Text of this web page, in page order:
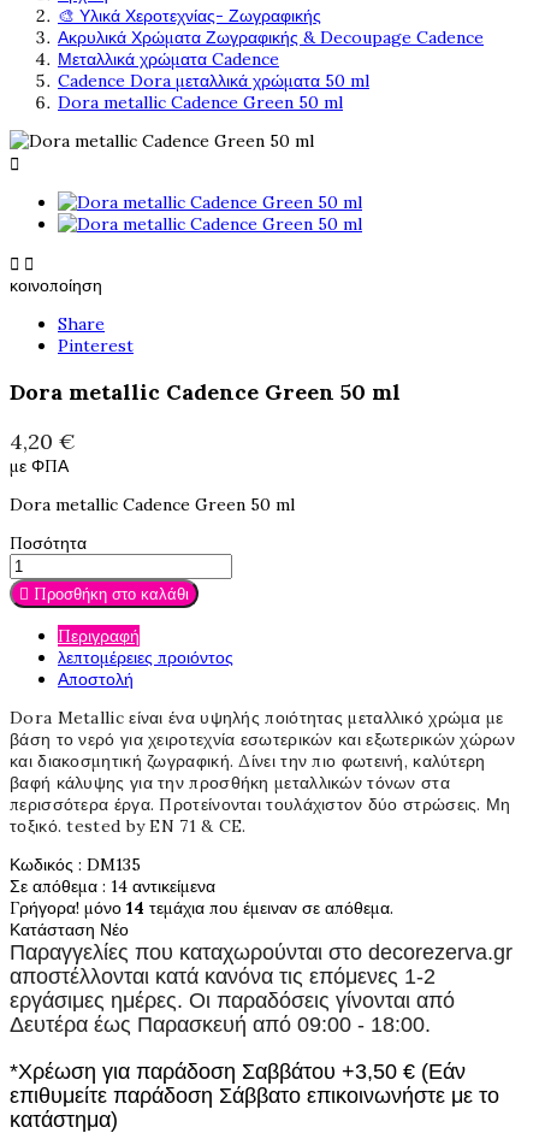
🎨 Υλικά Χεροτεχνίας- Ζωγραφικής
Ακρυλικά Χρώματα Ζωγραφικής & Decoupage Cadence
Μεταλλικά χρώματα Cadence
Cadence Dora μεταλλικά χρώματα 50 ml
Dora metallic Cadence Green 50 ml

 
κοινοποίηση
Share
Pinterest
Dora metallic Cadence Green 50 ml
4,20 €
με ΦΠΑ
Dora metallic Cadence Green 50 ml
Ποσότητα
 Προσθήκη στο καλάθι
Περιγραφή
λεπτομέρειες προιόντος
Αποστολή
Dora Metallic είναι ένα υψηλής ποιότητας μεταλλικό χρώμα με
βάση το νερό για χειροτεχνία εσωτερικών και εξωτερικών χώρων
και διακοσμητική ζωγραφική. Δίνει την πιο φωτεινή, καλύτερη
βαφή κάλυψης για την προσθήκη μεταλλικών τόνων στα
περισσότερα έργα. Προτείνονται τουλάχιστον δύο στρώσεις. Μη
τοξικό. tested by EN 71 & CE.
Κωδικός : DM135
Σε απόθεμα : 14 αντικείμενα
Γρήγορα! μόνο 14 τεμάχια που έμειναν σε απόθεμα.
Κατάσταση Νέο
Παραγγελίες που καταχωρούνται στο decorezerva.gr
αποστέλλονται κατά κανόνα τις επόμενες 1-2
εργάσιμες ημέρες. Οι παραδόσεις γίνονται από
Δευτέρα έως Παρασκευή από 09:00 - 18:00.
*Χρέωση για παράδοση Σαββάτου +3,50 € (Εάν
επιθυμείτε παράδοση Σάββατο επικοινωνήστε με το
κατάστημα)